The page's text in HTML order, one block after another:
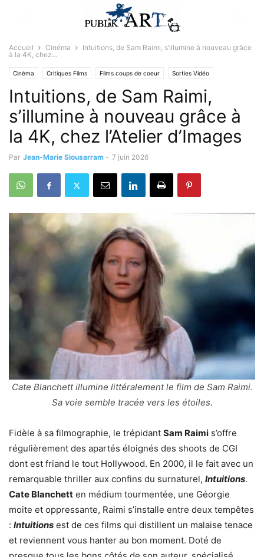
Accueil Cinéma
Intuitions, de Sam Raimi, s’illumine à nouveau grâce
à la 4K, chez...
Cinéma Critiques Films Films coups de coeur Sorties Vidéo
Intuitions, de Sam Raimi,
s’illumine à nouveau grâce à
la 4K, chez l’Atelier d’Images
Par Jean-Marie Siousarram - 7 juin 2026
Cate Blanchett illumine littéralement le film de Sam Raimi.
Sa voie semble tracée vers les étoiles.
Fidèle à sa filmographie, le trépidant Sam Raimi s’offre
régulièrement des apartés éloignés des shoots de CGI
dont est friand le tout Hollywood. En 2000, il le fait avec un
remarquable thriller aux confins du surnaturel, Intuitions.
Cate Blanchett en médium tourmentée, une Géorgie
moite et oppressante, Raimi s’installe entre deux tempêtes
: Intuitions est de ces films qui distillent un malaise tenace
et reviennent vous hanter au bon moment. Doté de